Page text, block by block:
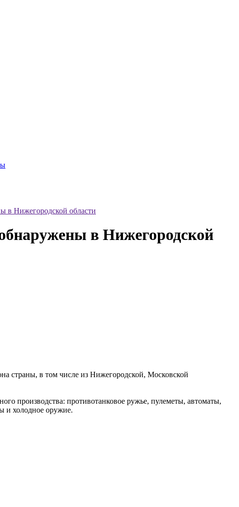
в Нижегородской области
в Нижегородской
страны, в том числе из Нижегородской, Московской
производства: противотанковое ружье, пулеметы, автоматы,
и холодное оружие.